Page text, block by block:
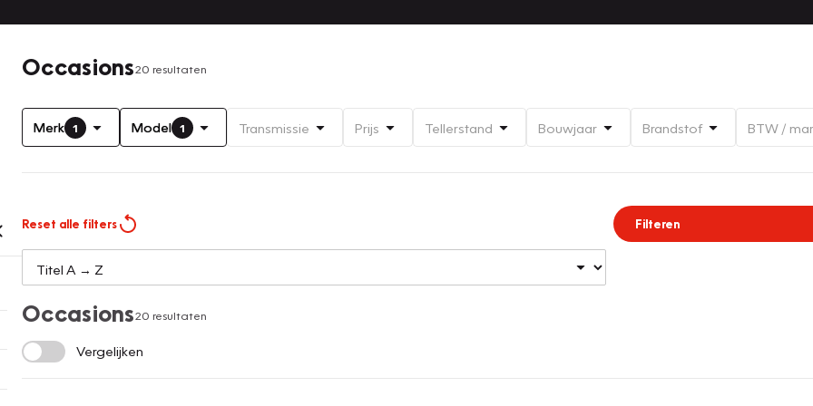
Occasions20 resultaten
Merk 1 Model 1 Transmissie Prijs Tellerstand Bouwjaar Brandstof BTW /
Reset alle filters Filteren
Occasions20 resultaten
Vergelijken